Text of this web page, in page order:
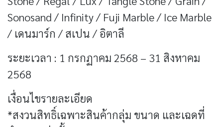
Sonosand / Infinity / Fuji Marble / Ice Marble
/ เดนมาร์ก / สเปน / อิตาลี
ระยะเวลา : 1 กรกฏาคม 2568 – 31 สิงหาคม
2568
เงื่อนไขรายละเอียด
*สงวนสิทธิ์เฉพาะสินค้ากลุ่ม ขนาด และเฉดที่